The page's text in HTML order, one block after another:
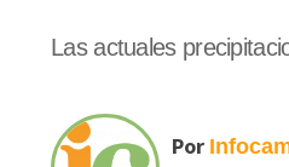
Las actuales
Por